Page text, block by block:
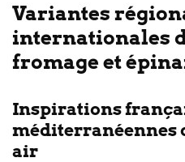
Variantes
internationales
fromage et
Inspirations
méditerranéennes
air